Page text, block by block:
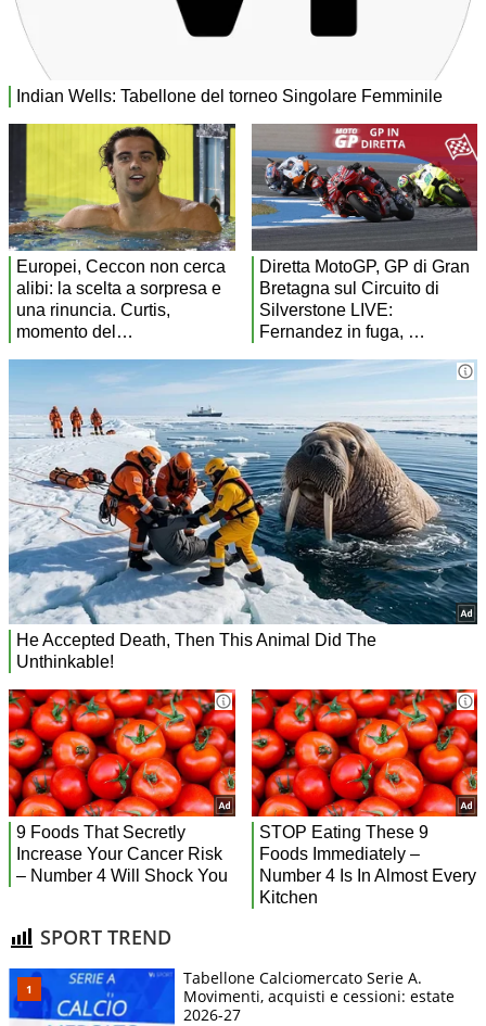
SPORT TREND
Tabellone Calciomercato Serie A.
Movimenti, acquisti e cessioni: estate
2026-27